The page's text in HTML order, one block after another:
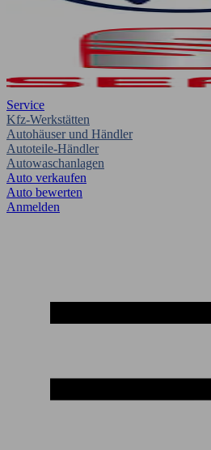
Service
Kfz-Werkstätten
Autohäuser und Händler
Autoteile-Händler
Autowaschanlagen
Auto verkaufen
Auto bewerten
Anmelden